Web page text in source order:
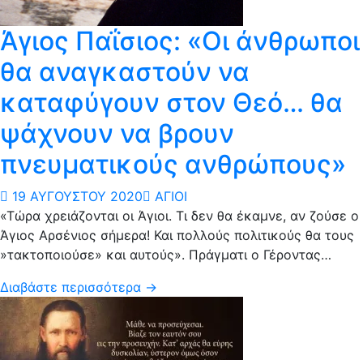
Άγιος Παΐσιος: «Οι άνθρωποι
θα αναγκαστούν να
καταφύγουν στον Θεό… θα
ψάχνουν να βρουν
πνευματικούς ανθρώπους»
19 ΑΥΓΟΎΣΤΟΥ 2020
ΆΓΙΟΙ
«Τώρα χρειάζονται οι Άγιοι. Τι δεν θα έκαμνε, αν ζούσε ο
Άγιος Αρσένιος σήμερα! Και πολλούς πολιτικούς θα τους
»τακτοποιούσε» και αυτούς». Πράγματι ο Γέροντας…
Διαβάστε περισσότερα →